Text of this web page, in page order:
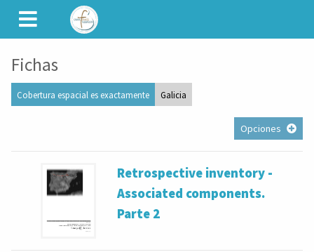
CAMINET
Fichas
Cobertura espacial es exactamente Galicia
Opciones
Retrospective inventory -
Associated components.
Parte 2